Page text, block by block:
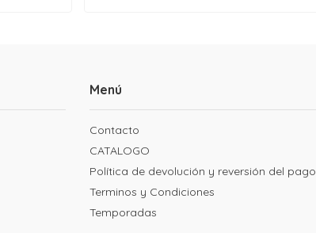
Menú
Contacto
CATALOGO
Política de devolución y reversión del pago
Terminos y Condiciones
Temporadas